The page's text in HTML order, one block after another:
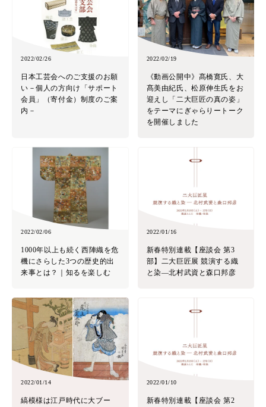
2022/02/26
日本工芸会へのご支援のお願
い－個人の方向け「サポート
会員」（寄付金）制度のご案
内－
2022/02/19
《動画公開中》髙橋寛氏、大
髙美由紀氏、松原伸生氏をお
迎えし「二大巨匠の真の姿」
をテーマにぎゃらりートーク
を開催しました
2022/02/06
1000年以上も続く西陣織を危
機にさらした3つの歴史的出
来事とは？｜知るを楽しむ
2022/01/16
新春特別連載【座談会 第3
部】二大巨匠展 競演する織
と染―北村武資と森口邦彦
2022/01/14
縞模様は江戸時代に大ブー
2022/01/10
新春特別連載【座談会 第2